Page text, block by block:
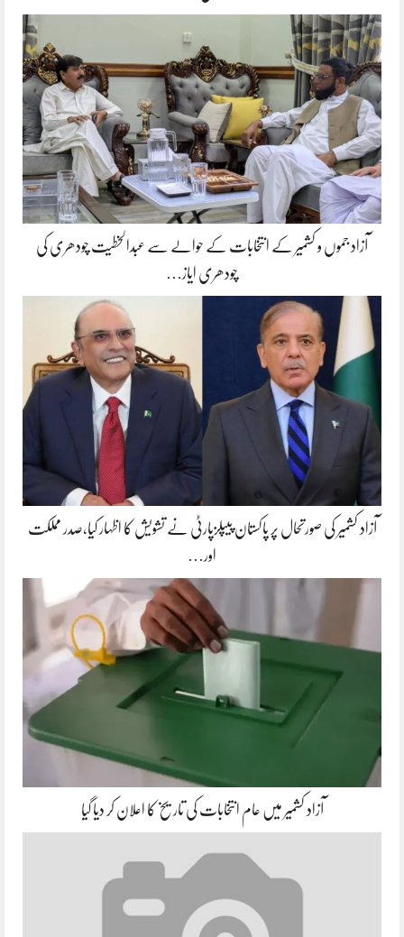
آزاد جموں و کشمیر کے انتخابات کے حوالے سے عبدالخطیت چودھری کی
چودھری ایاز…
آزاد کشمیر کی صورتحال پر پاکستان پیپلزپارٹی نے تشویش کا اظہار کیا،صدر مملکت
اور…
آزاد کشمیر میں عام انتخابات کی تاریخ کا اعلان کر دیا گیا